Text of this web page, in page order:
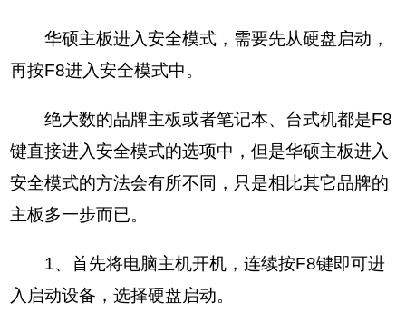
华硕主板进入安全模式，需要先从硬盘启动，
再按F8进入安全模式中。
绝大数的品牌主板或者笔记本、台式机都是F8
键直接进入安全模式的选项中，但是华硕主板进入
安全模式的方法会有所不同，只是相比其它品牌的
主板多一步而已。
1、首先将电脑主机开机，连续按F8键即可进
入启动设备，选择硬盘启动。